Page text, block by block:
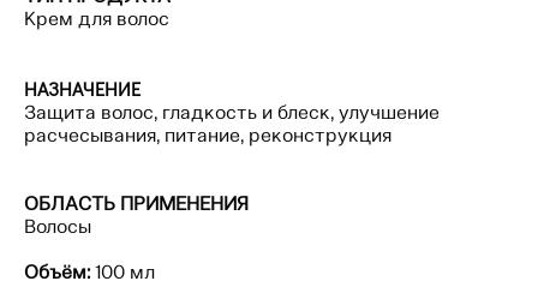
Крем для волос
НАЗНАЧЕНИЕ
Защита волос, гладкость и блеск, улучшение
расчесывания, питание, реконструкция
ОБЛАСТЬ ПРИМЕНЕНИЯ
Волосы
Объём: 100 мл